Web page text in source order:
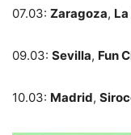
07.03: Zaragoza,
09.03: Sevilla, Fun
10.03: Madrid,